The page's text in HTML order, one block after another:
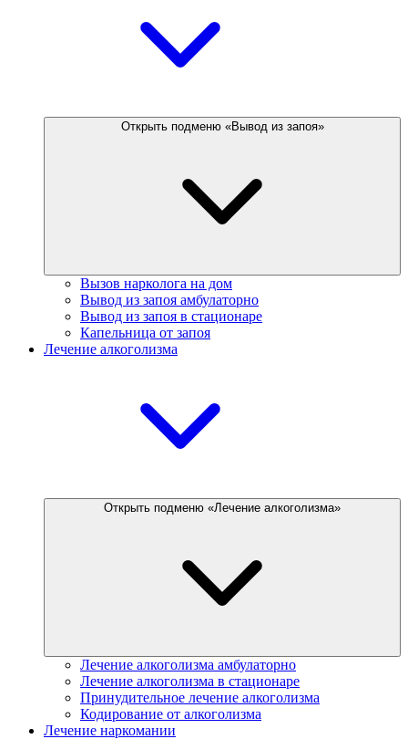
Открыть подменю «Вывод из запоя»
Вызов нарколога на дом
Вывод из запоя амбулаторно
Вывод из запоя в стационаре
Капельница от запоя
Лечение алкоголизма
Открыть подменю «Лечение алкоголизма»
Лечение алкоголизма амбулаторно
Лечение алкоголизма в стационаре
Принудительное лечение алкоголизма
Кодирование от алкоголизма
Лечение наркомании